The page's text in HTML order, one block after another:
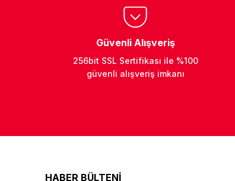
Güvenli Alışveriş
256bit SSL Sertifikası ile %100
güvenli alışveriş imkanı
HABER BÜLTENİ